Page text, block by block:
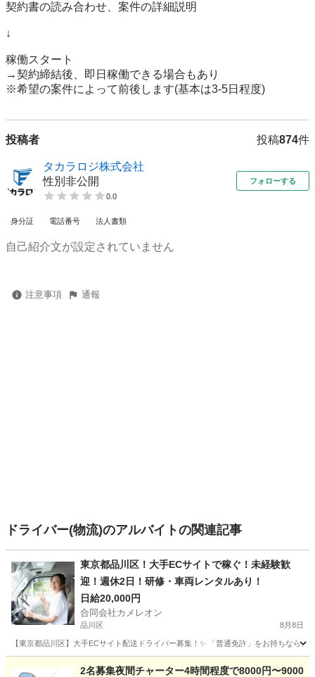
契約書の読み合わせ、案件の詳細説明
↓
稼働スタート
→契約締結後、即日稼働できる場合もあり
※希望の案件によって前後します(基本は3-5日程度)
投稿者 投稿874件
タカラロジ株式会社
性別非公開
0.0
フォローする
身分証 電話番号 法人書類
自己紹介文が設定されていません
注意事項 通報
ドライバー(物流)のアルバイトの関連記事
東京都品川区！大手ECサイトで稼ぐ！未経験歓
迎！週休2日！研修・車両レンタルあり！
日給20,000円
合同会社カメレオン
品川区 8月8日
【東京都品川区】大手ECサイト配送ドライバー募集！✨ 「普通免許」をお持ちなら
ドライバー 積み込み
2名募集夜間チャーター4時間程度で8000円〜9000